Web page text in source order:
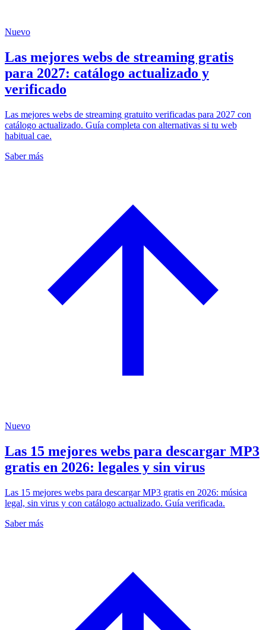
Nuevo
Las mejores webs de streaming gratis
para 2027: catálogo actualizado y
verificado
Las mejores webs de streaming gratuito verificadas para 2027 con
catálogo actualizado. Guía completa con alternativas si tu web
habitual cae.
Saber más
Nuevo
Las 15 mejores webs para descargar MP3
gratis en 2026: legales y sin virus
Las 15 mejores webs para descargar MP3 gratis en 2026: música
legal, sin virus y con catálogo actualizado. Guía verificada.
Saber más